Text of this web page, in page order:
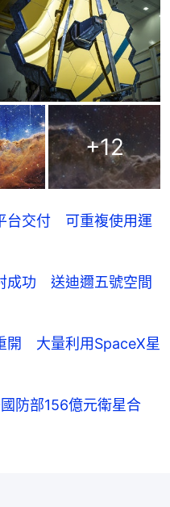
+12
台交付 可重複使用運
成功 送迪邇五號空間
開 大量利用SpaceX星
防部156億元衛星合